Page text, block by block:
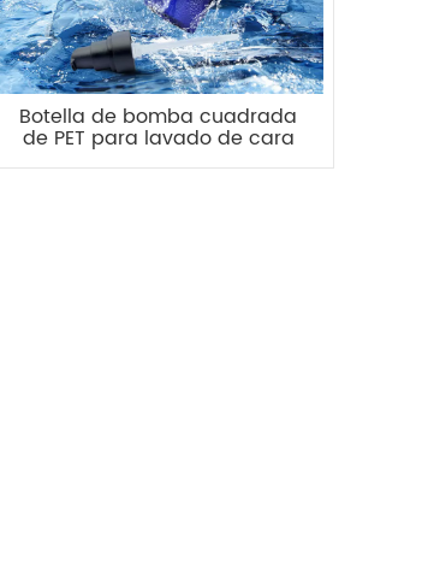
Botella de bomba cuadrada
de PET para lavado de cara
de 100 ml y 150 ml